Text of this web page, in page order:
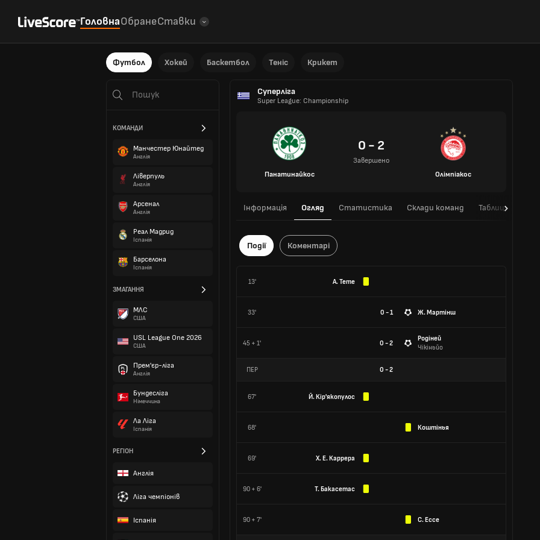
ГоловнаОбранеСтавки
Футбол Хокей Баскетбол Теніс Крикет
КОМАНДИ
Манчестер Юнайтед
Англія
Ліверпуль
Англія
Арсенал
Англія
Реал Мадрид
Іспанія
Барселона
Іспанія
ЗМАГАННЯ
МЛС
США
USL League One 2026
США
Прем'єр-ліга
Англія
Бундесліга
Німеччина
Ла Ліга
Іспанія
РЕГІОН
Англія
Ліга чемпіонів
Іспанія
Суперліга
Super League: Championship
Панатинайкос
0 - 2
Завершено
Олімпіакос
Інформація Огляд Статистика Склади команд Таблиця
Події Коментарі
13' А. Тете
33' 0 - 1 Ж. Мартінш
45 + 1' 0 - 2
Родіней
Чікіньйо
ПЕР 0 -2
67' Й. Кір'якопулос
68' Коштінья
69' Х. Е. Каррера
90 + 6' Т. Бакасетас
90 + 7' С. Ессе